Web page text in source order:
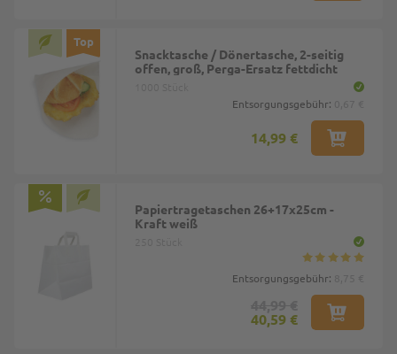
Top
Snacktasche / Dönertasche, 2-seitig
offen, groß, Perga-Ersatz fettdicht
Entsorgungsgebühr:
14,99 €
Papiertragetaschen 26+17x25cm -
Kraft weiß
Entsorgungsgebühr:
40,59 €